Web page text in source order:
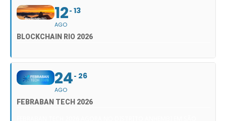
12
AGO
13
BLOCKCHAIN RIO 2026
24
AGO
26
FEBRABAN TECH 2026